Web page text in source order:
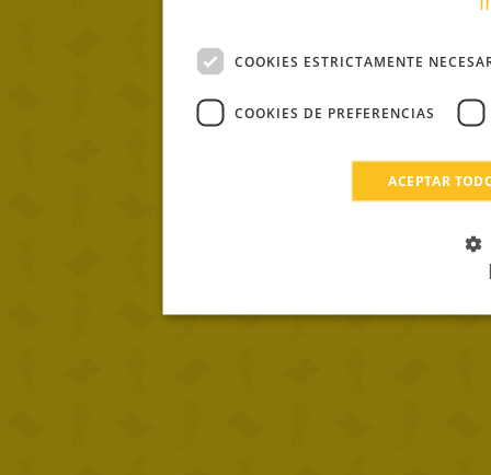
COOKIES ESTRICTAMENTE
COOKIES DE PREFERENCIAS
ACEPTAR